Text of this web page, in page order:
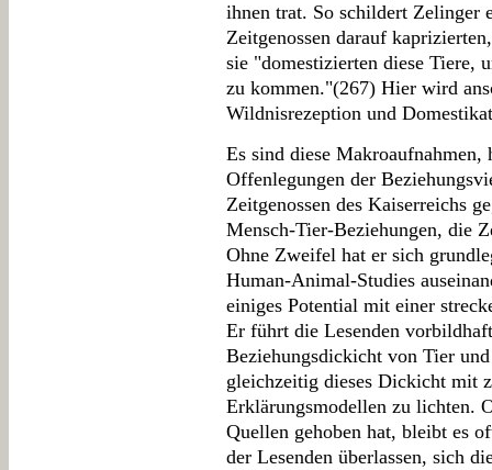
ihnen trat. So schildert Zelinger
Zeitgenossen darauf
sie "domestizierten diese Tiere,
zu kommen."(267) Hier wird
Wildnisrezeption und
Es sind diese
Offenlegungen der
Zeitgenossen des Kaiserreichs
Mensch-Tier-Beziehungen, die
Ohne Zweifel hat er sich
Human-Animal-Studies
einiges Potential mit einer
Er führt die Lesenden
Beziehungsdickicht von Tier
gleichzeitig dieses Dickicht mit
Erklärungsmodellen zu lichten.
Quellen gehoben hat, bleibt es
der Lesenden überlassen, sich